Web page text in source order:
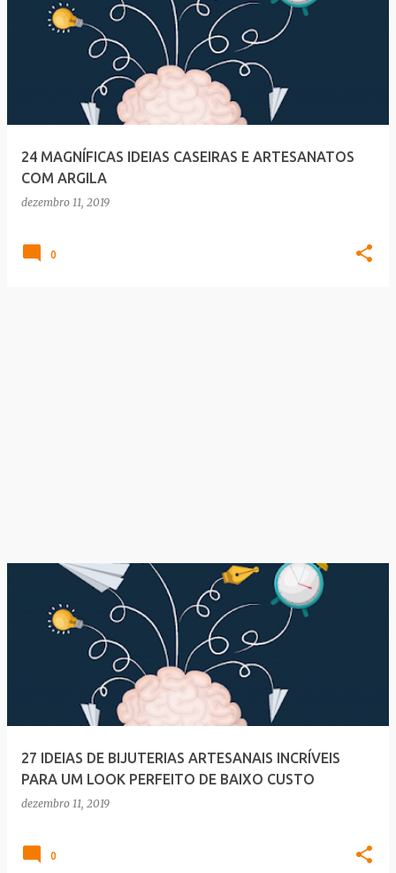
24 MAGNÍFICAS IDEIAS CASEIRAS E ARTESANATOS
COM ARGILA
dezembro 11, 2019
0
27 IDEIAS DE BIJUTERIAS ARTESANAIS INCRÍVEIS
PARA UM LOOK PERFEITO DE BAIXO CUSTO
dezembro 11, 2019
0